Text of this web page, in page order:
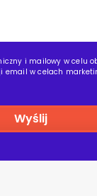
i mailowy w celu
email w celach
Wyślij